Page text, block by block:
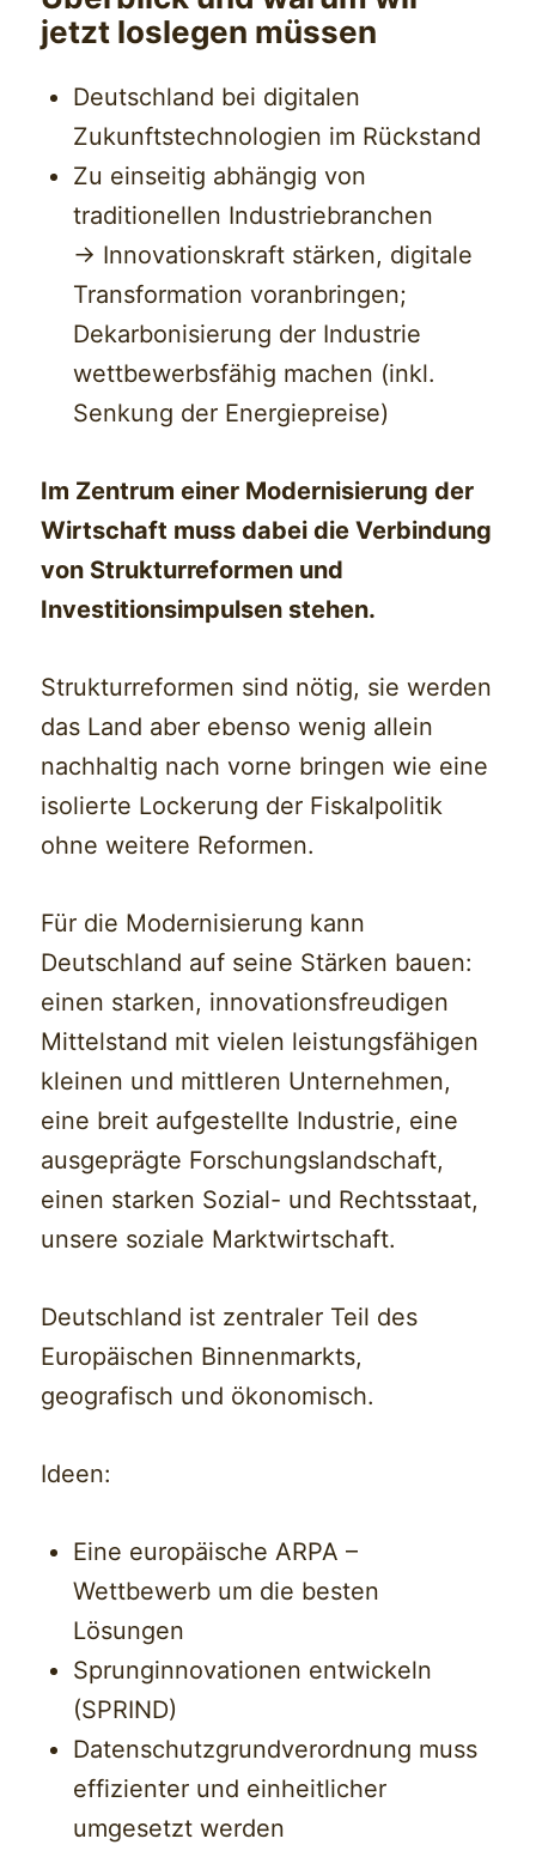
jetzt loslegen müssen
Deutschland bei digitalen
Zukunftstechnologien im Rückstand
Zu einseitig abhängig von
traditionellen Industriebranchen
-> Innovationskraft stärken, digitale
Transformation voranbringen;
Dekarbonisierung der Industrie
wettbewerbsfähig machen (inkl.
Senkung der Energiepreise)
Im Zentrum einer Modernisierung der
Wirtschaft muss dabei die Verbindung
von Strukturreformen und
Investitionsimpulsen stehen.
Strukturreformen sind nötig, sie werden
das Land aber ebenso wenig allein
nachhaltig nach vorne bringen wie eine
isolierte Lockerung der Fiskalpolitik
ohne weitere Reformen.
Für die Modernisierung kann
Deutschland auf seine Stärken bauen:
einen starken, innovationsfreudigen
Mittelstand mit vielen leistungsfähigen
kleinen und mittleren Unternehmen,
eine breit aufgestellte Industrie, eine
ausgeprägte Forschungslandschaft,
einen starken Sozial- und Rechtsstaat,
unsere soziale Marktwirtschaft.
Deutschland ist zentraler Teil des
Europäischen Binnenmarkts,
geografisch und ökonomisch.
Ideen:
Eine europäische ARPA –
Wettbewerb um die besten
Lösungen
Sprunginnovationen entwickeln
(SPRIND)
Datenschutzgrundverordnung muss
effizienter und einheitlicher
umgesetzt werden